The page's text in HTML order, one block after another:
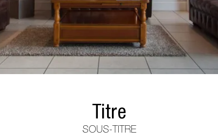
Titre
SOUS-TITRE